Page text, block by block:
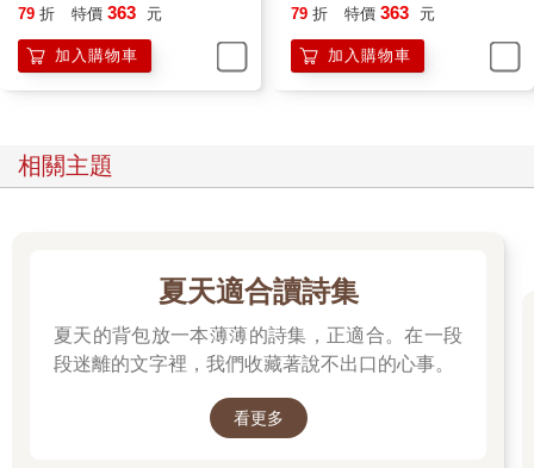
你，但你會問更多問題，我要掛電話了，我十點要試禮服，裁縫
師是個瘋子。我只要晚到一分鐘，她就會要我重新約時間。」 看
來她只是想掛電話，但我忍不住追問一句：「艾登的父親在牢裡
嗎？」 「不是，不是壞人。」 「他很有名嗎？是個演員？」
間彷彿斷線，好像通話暫時中斷，她可能把電話調為無聲，和別
點，在費里特街的愛爾蘭酒吧，靠近舊州議會大廈。這時她又強
調自己要趕去試禮服，一定要掛電話了。「我們週末見。我真的
很期待喔。」 我說：「我也是。」但這通電話結束前，我一定要
再試著道一次歉：「聽著，瑪姬，我對一切都很抱歉，好嗎？過
這一切，我希望──」 這時我聽到輕輕的喀一聲。 她已掛上電
79 折 特價 363 元
加入購物車
79 折 特價 363 元
加入購物車
相關主題
夏天適合讀詩集
夏天的背包放一本薄薄的詩集，正適合。在一段
段迷離的文字裡，我們收藏著說不出口的心事。
看更多